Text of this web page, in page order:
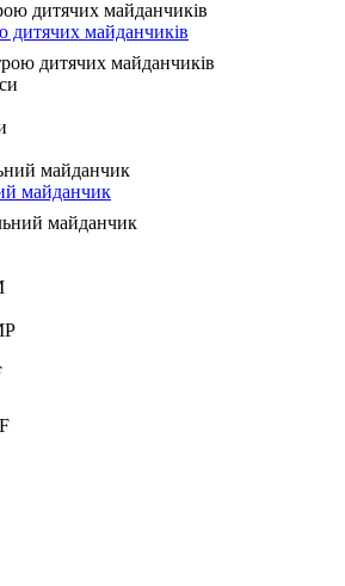
дитячих майданчиків
дитячих майданчиків
майданчик
майданчик